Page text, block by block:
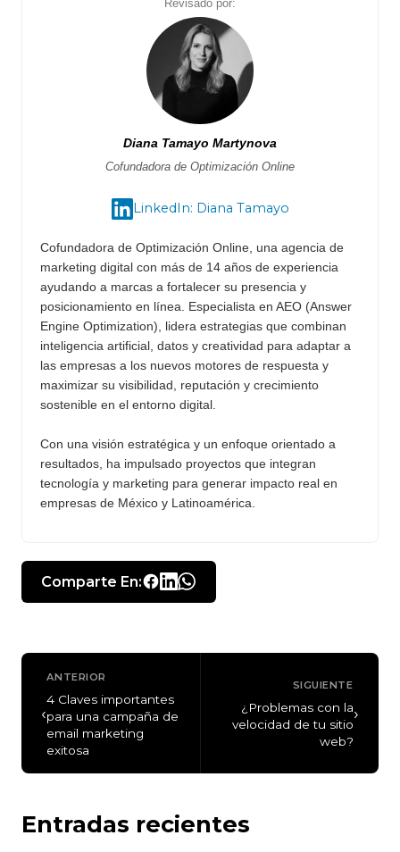
Revisado por:
Diana Tamayo Martynova
Cofundadora de Optimización Online
LinkedIn: Diana Tamayo
Cofundadora de Optimización Online, una agencia de
marketing digital con más de 14 años de experiencia
ayudando a marcas a fortalecer su presencia y
posicionamiento en línea. Especialista en AEO (Answer
Engine Optimization), lidera estrategias que combinan
inteligencia artificial, datos y creatividad para adaptar a
las empresas a los nuevos motores de respuesta y
maximizar su visibilidad, reputación y crecimiento
sostenible en el entorno digital.
Con una visión estratégica y un enfoque orientado a
resultados, ha impulsado proyectos que integran
tecnología y marketing para generar impacto real en
empresas de México y Latinoamérica.
Comparte En:
‹
ANTERIOR
4 Claves importantes
para una campaña de
email marketing
exitosa
SIGUIENTE
¿Problemas con la
velocidad de tu sitio
web?
›
Entradas recientes